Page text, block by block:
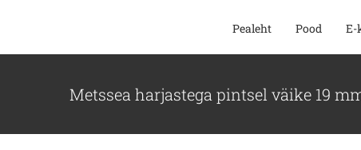
Pealeht Pood E-
Metssea harjastega pintsel väike 19